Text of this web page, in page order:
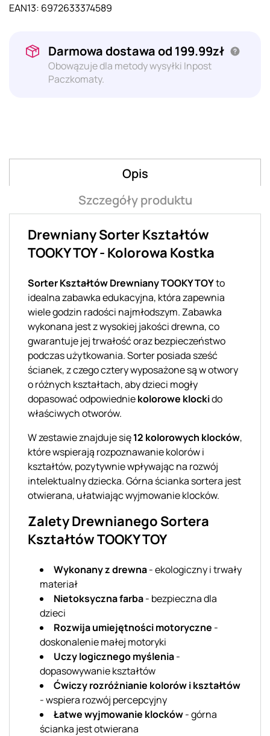
EAN13: 6972633374589
Darmowa dostawa od 199.99zł
Obowązuje dla metody wysyłki Inpost
Paczkomaty.
Opis
Szczegóły produktu
Drewniany Sorter Kształtów
TOOKY TOY - Kolorowa Kostka
Sorter Kształtów Drewniany TOOKY TOYto
idealna zabawka edukacyjna, która zapewnia
wiele godzin radości najmłodszym. Zabawka
wykonana jest z wysokiej jakości drewna, co
gwarantuje jej trwałość oraz bezpieczeństwo
podczas użytkowania. Sorter posiada sześć
ścianek, z czego cztery wyposażone są w otwory
o różnych kształtach, aby dzieci mogły
dopasować odpowiedniekolorowe klockido
właściwych otworów.
W zestawie znajduje się12 kolorowych klocków,
które wspierają rozpoznawanie kolorów i
kształtów, pozytywnie wpływając na rozwój
intelektualny dziecka. Górna ścianka sortera jest
otwierana, ułatwiając wyjmowanie klocków.
Zalety Drewnianego Sortera
Kształtów TOOKY TOY
Wykonany z drewna- ekologiczny i trwały
materiał
Nietoksyczna farba- bezpieczna dla
dzieci
Rozwija umiejętności motoryczne -
doskonalenie małej motoryki
Uczy logicznego myślenia-
dopasowywanie kształtów
Ćwiczy rozróżnianie kolorów i kształtów
- wspiera rozwój percepcyjny
Łatwe wyjmowanie klocków- górna
ścianka jest otwierana